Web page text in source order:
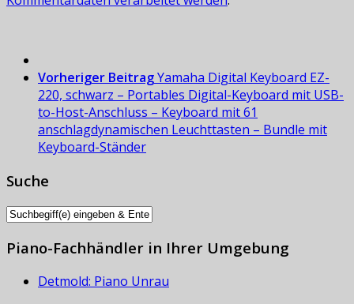
Vorheriger BeitragYamaha Digital Keyboard EZ-
220, schwarz – Portables Digital-Keyboard mit USB-
to-Host-Anschluss – Keyboard mit 61
anschlagdynamischen Leuchttasten – Bundle mit
Keyboard-Ständer
Suche
Piano-Fachhändler in Ihrer Umgebung
Detmold: Piano Unrau